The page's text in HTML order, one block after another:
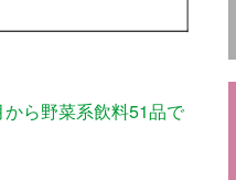
ら野菜系飲料51品で